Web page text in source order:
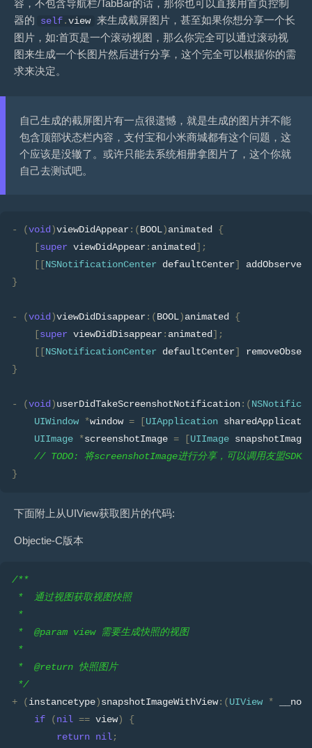
容，不包含导航栏/TabBar的话，那你也可以直接用首页控制
器的
self.view 来生成截屏图片，甚至如果你想分享一个长
图片，如:首页是一个滚动视图，那么你完全可以通过滚动视
图来生成一个长图片然后进行分享，这个完全可以根据你的需
求来决定。
自己生成的截屏图片有一点很遗憾，就是生成的图片并不能
包含顶部状态栏内容，支付宝和小米商城都有这个问题，这
个应该是没辙了。或许只能去系统相册拿图片了，这个你就
自己去测试吧。
- (void )viewDidAppear:(BOOL)animated {
[super viewDidAppear: animated ];
[[NSNotificationCenter defaultCenter] addObserver
}
- (void )viewDidDisappear:(BOOL)animated {
[super viewDidDisappear: animated ];
[[NSNotificationCenter defaultCenter]
}
- (void )userDidTakeScreenshotNotification:(
UIWindow
*window = [UIApplication
UIImage
*screenshotImage = [UIImage
// TODO: 将screenshotImage进行分享，可以调用友盟SDK或
}
下面附上从UIView获取图片的代码:
Objectie-C版本
/**
*  通过视图获取视图快照
*
*  @param view 需要生成快照的视图
*
*  @return 快照图片
*/
+
(instancetype)snapshotImageWithView:(UIView *
if
(nil == view)
{
return nil;